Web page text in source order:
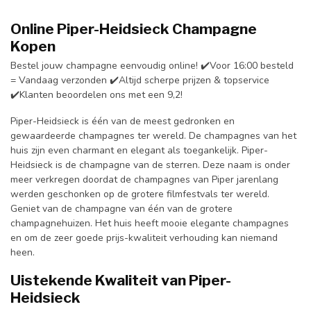
Online Piper-Heidsieck Champagne
Kopen
Bestel jouw champagne eenvoudig online! ✔️Voor 16:00 besteld
= Vandaag verzonden ✔️Altijd scherpe prijzen & topservice
✔️Klanten beoordelen ons met een 9,2!
Piper-Heidsieck is één van de meest gedronken en
gewaardeerde champagnes ter wereld. De champagnes van het
huis zijn even charmant en elegant als toegankelijk. Piper-
Heidsieck is de champagne van de sterren. Deze naam is onder
meer verkregen doordat de champagnes van Piper jarenlang
werden geschonken op de grotere filmfestvals ter wereld.
Geniet van de champagne van één van de grotere
champagnehuizen. Het huis heeft mooie elegante champagnes
en om de zeer goede prijs-kwaliteit verhouding kan niemand
heen.
Uistekende Kwaliteit van Piper-
Heidsieck